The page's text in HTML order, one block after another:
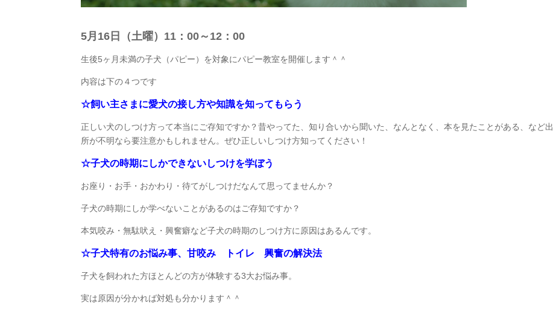
5月16日（土曜）11：00～12：00
生後5ヶ月未満の子犬（パピー）を対象にパピー教室を開催します＾＾
内容は下の４つです
☆飼い主さまに愛犬の接し方や知識を知ってもらう
正しい犬のしつけ方って本当にご存知ですか？昔やってた、知り合いから聞いた、なんとなく、本を見たことがある、など出
所が不明なら要注意かもしれません。ぜひ正しいしつけ方知ってください！
☆子犬の時期にしかできないしつけを学ぼう
お座り・お手・おかわり・待てがしつけだなんて思ってませんか？
子犬の時期にしか学べないことがあるのはご存知ですか？
本気咬み・無駄吠え・興奮癖など子犬の時期のしつけ方に原因はあるんです。
☆子犬特有のお悩み事、甘咬み トイレ 興奮の解決法
子犬を飼われた方ほとんどの方が体験する3大お悩み事。
実は原因が分かれば対処も分かります＾＾